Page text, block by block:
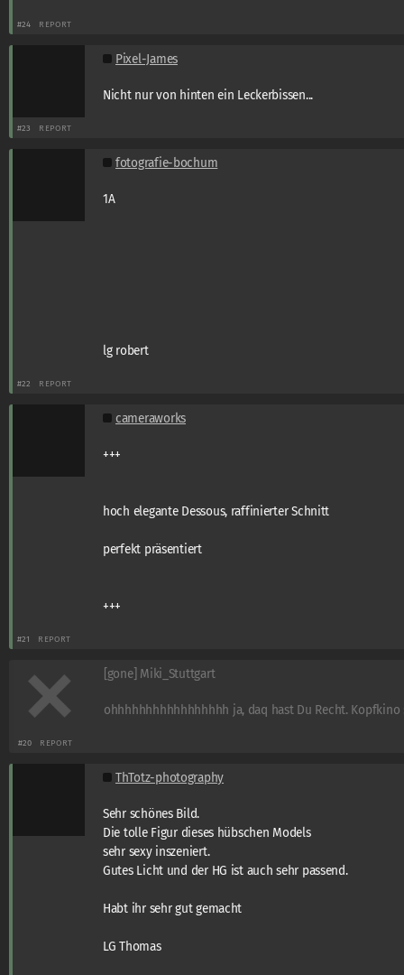
#24 REPORT
Pixel-James
Nicht nur von hinten ein Leckerbissen...
#23 REPORT
fotografie-bochum
1A
lg robert
#22 REPORT
cameraworks
+++
hoch elegante Dessous, raffinierter Schnitt
perfekt präsentiert
+++
#21 REPORT
[gone] Miki_Stuttgart
ohhhhhhhhhhhhhhhhh ja, daq hast Du Recht. Kopfkino
#20 REPORT
ThTotz-photography
Sehr schönes Bild.
Die tolle Figur dieses hübschen Models
sehr sexy inszeniert.
Gutes Licht und der HG ist auch sehr passend.
Habt ihr sehr gut gemacht
LG Thomas